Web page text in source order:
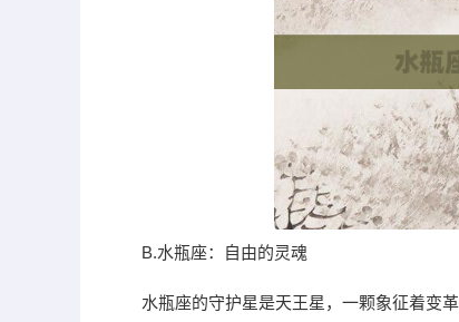
B.水瓶座：自由的灵魂
水瓶座的守护星是天王星，一颗象征着变